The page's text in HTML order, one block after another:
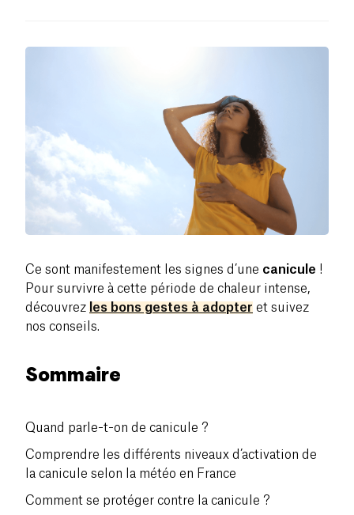
Ce sont manifestement les signes d’une canicule !
Pour survivre à cette période de chaleur intense,
découvrez les bons gestes à adopter et suivez
nos conseils.
Sommaire
Quand parle-t-on de canicule ?
Comprendre les différents niveaux d’activation de
la canicule selon la météo en France
Comment se protéger contre la canicule ?